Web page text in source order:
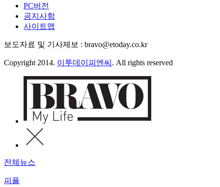
PC버전
공지사항
사이트맵
보도자료 및 기사제보 : bravo@etoday.co.kr
Copyright 2014. 이투데이피엔씨 . All rights reserved
전체뉴스
피플